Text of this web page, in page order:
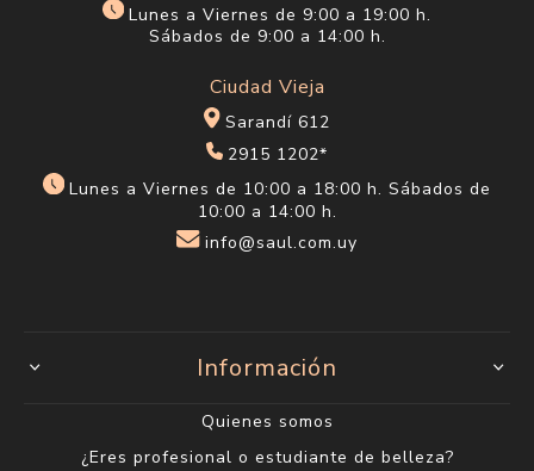
Lunes a Viernes de 9:00 a 19:00 h.
Sábados de 9:00 a 14:00 h.
Ciudad Vieja
Sarandí 612
2915 1202*
Lunes a Viernes de 10:00 a 18:00 h. Sábados de
10:00 a 14:00 h.
info@saul.com.uy
Información
Quienes somos
¿Eres profesional o estudiante de belleza?